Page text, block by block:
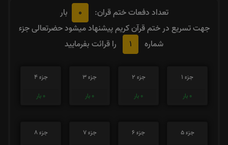
تعداد دفعات ختم قران: 0
بار
جهت تسریع در ختم قرآن کریم پیشنهاد میشود حضرتعالی جزء
شماره
1 را قرائت بفرمایید
جزء 1
0 بار
جزء 2
0 بار
جزء 3
0 بار
جزء 4
0 بار
جزء 5
جزء 6
جزء 7
جزء 8